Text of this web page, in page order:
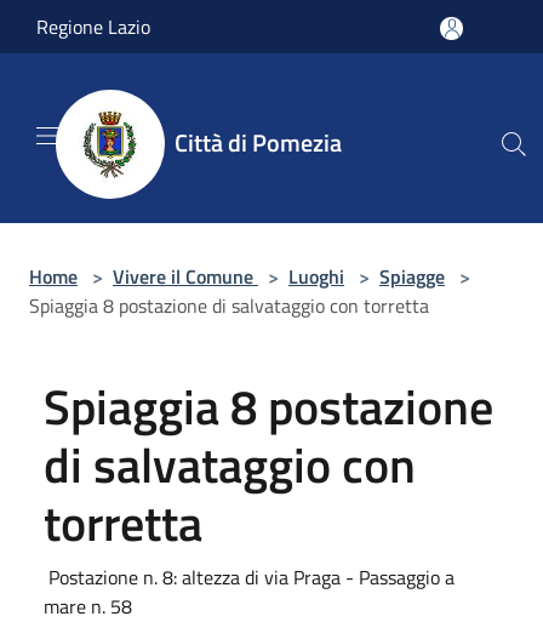
Salta al contenuto principale
Regione Lazio
Città di Pomezia
Home > Vivere il Comune > Luoghi > Spiagge >
Spiaggia 8 postazione di salvataggio con torretta
Spiaggia 8 postazione
di salvataggio con
torretta
Postazione n. 8: altezza di via Praga - Passaggio a
mare n. 58